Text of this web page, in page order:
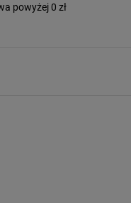
powyżej 0 zł